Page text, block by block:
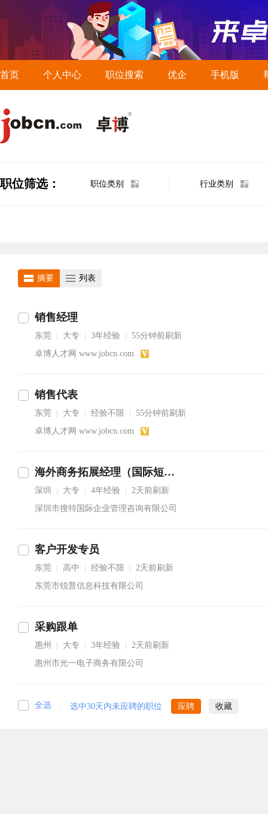
首页 个人中心 职位搜索 优企 手机版
职位筛选： 职位类别 行业类别
摘要 列表
销售经理
东莞 大专 3年经验
55分钟前刷新
卓博人才网 www.jobcn.com
销售代表
东莞 大专 经验不限
55分钟前刷新
卓博人才网 www.jobcn.com
海外商务拓展经理（国际短信语音行业）
深圳 大专 4年经验
2天前刷新
深圳市搜特国际企业管理咨询有限公司
客户开发专员
东莞 高中 经验不限
2天前刷新
东莞市锐普信息科技有限公司
采购跟单
惠州 大专 3年经验
2天前刷新
惠州市光一电子商务有限公司
全选 选中30天内未应聘的职位 应聘 收藏